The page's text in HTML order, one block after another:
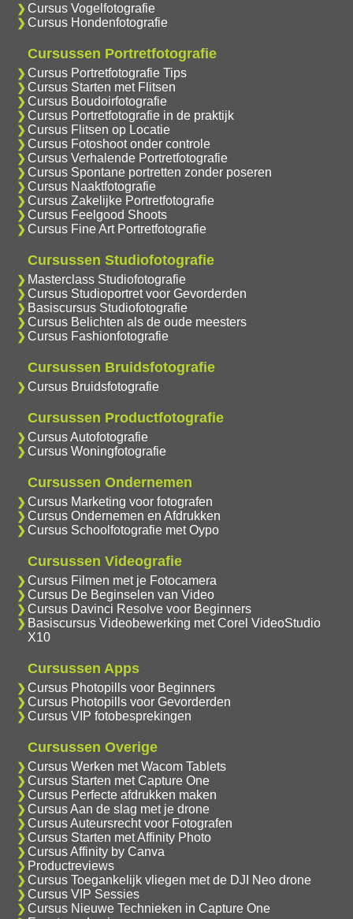
Cursus Vogelfotografie
Cursus Hondenfotografie
Cursussen Portretfotografie
Cursus Portretfotografie Tips
Cursus Starten met Flitsen
Cursus Boudoirfotografie
Cursus Portretfotografie in de praktijk
Cursus Flitsen op Locatie
Cursus Fotoshoot onder controle
Cursus Verhalende Portretfotografie
Cursus Spontane portretten zonder poseren
Cursus Naaktfotografie
Cursus Zakelijke Portretfotografie
Cursus Feelgood Shoots
Cursus Fine Art Portretfotografie
Cursussen Studiofotografie
Masterclass Studiofotografie
Cursus Studioportret voor Gevorderden
Basiscursus Studiofotografie
Cursus Belichten als de oude meesters
Cursus Fashionfotografie
Cursussen Bruidsfotografie
Cursus Bruidsfotografie
Cursussen Productfotografie
Cursus Autofotografie
Cursus Woningfotografie
Cursussen Ondernemen
Cursus Marketing voor fotografen
Cursus Ondernemen en Afdrukken
Cursus Schoolfotografie met Oypo
Cursussen Videografie
Cursus Filmen met je Fotocamera
Cursus De Beginselen van Video
Cursus Davinci Resolve voor Beginners
Basiscursus Videobewerking met Corel VideoStudio
X10
Cursussen Apps
Cursus Photopills voor Beginners
Cursus Photopills voor Gevorderden
Cursus VIP fotobesprekingen
Cursussen Overige
Cursus Werken met Wacom Tablets
Cursus Starten met Capture One
Cursus Perfecte afdrukken maken
Cursus Aan de slag met je drone
Cursus Auteursrecht voor Fotografen
Cursus Starten met Affinity Photo
Cursus Affinity by Canva
Productreviews
Cursus Toegankelijk vliegen met de DJI Neo drone
Cursus VIP Sessies
Cursus Nieuwe Technieken in Capture One